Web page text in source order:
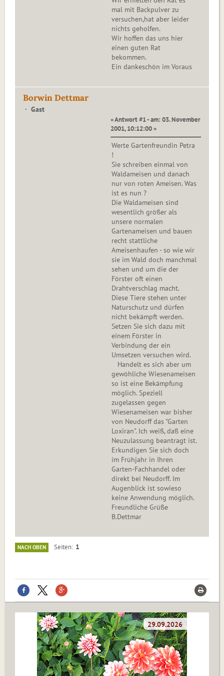
mal mit Backpulver zu
versuchen,hat aber leider
nichts geholfen.
Wir hoffen das uns hier
einen guten Rat
bekommen.
Ein dankeschön im Voraus
Borwin Dettmar
Gast
« Antwort #1 - am: 03. November
2001, 10:12:00 »
Werte Gartenfreundin Petra
!
Sie schreiben einmal von
Waldameisen und danach
nur von roten Ameisen. Was
ist es nun ?
Die Waldameisen sind
wesentlich größer als
unsere normalen
Gartenameisen und bauen
recht stattliche
Ameisenhaufen - so wie wir
sie im Wald doch manchmal
sehen und um die der
Förster oft einen
Drahtverschlag macht.
Diese Tiere stehen unter
Naturschutz und dürfen
nicht bekämpft werden.
Setzen Sie sich dazu mit
einem Förster in
Verbindung der ein
Umsetzen versuchen wird.
Handelt es sich aber um
gewöhliche Wiesenameisen
so ist eine Bekämpfung
möglich. Speziell
zugelassen gegen
Wiesenameisen war bisher
von Neudorff das "Garten
Loxiran". Ich weiß, daß eine
Neuzulassung beantragt ist.
Erkundigen Sie sich doch
im Frühjahr in Ihren
Garten-Fachhandel oder
direkt bei Neudorff. Im
Augenblick ist sowieso
keine Anwendung möglich.
Freundliche Grüße
B.Dettmar
NACH OBEN Seiten 1